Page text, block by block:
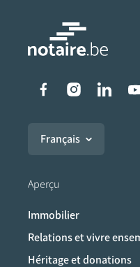
Liens
Français
Aperçu
Immobilier
Relations et vivre
Héritage et donations